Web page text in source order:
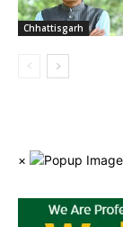
Chhattisgarh
×